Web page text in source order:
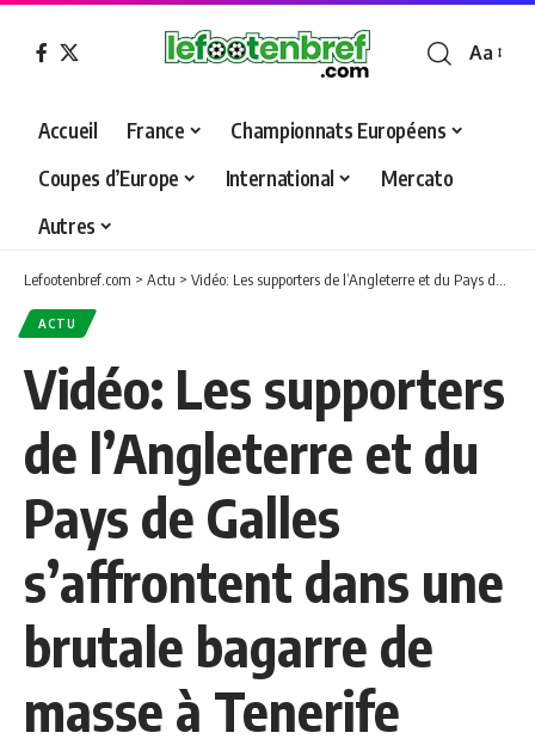
Font
Aa
Accueil France
Championnats Européens
Coupes d’Europe
International
Mercato
Autres
Lefootenbref.com > Actu > Vidéo: Les supporters de l’Angleterre et du Pays de Galles s’affrontent dans une brutale bagarre de masse à Tenerife
ACTU
Vidéo: Les supporters
de l’Angleterre et du
Pays de Galles
s’affrontent dans une
brutale bagarre de
masse à Tenerife